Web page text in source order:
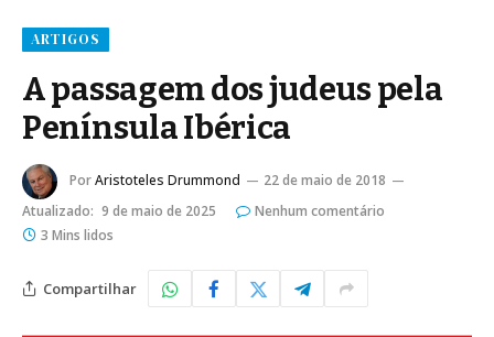
ARTIGOS
A passagem dos judeus pela
Península Ibérica
PorAristoteles Drummond
22 de maio de 2018
Atualizado: 9 de maio de 2025
Nenhum comentário
3 Mins lidos
Compartilhar